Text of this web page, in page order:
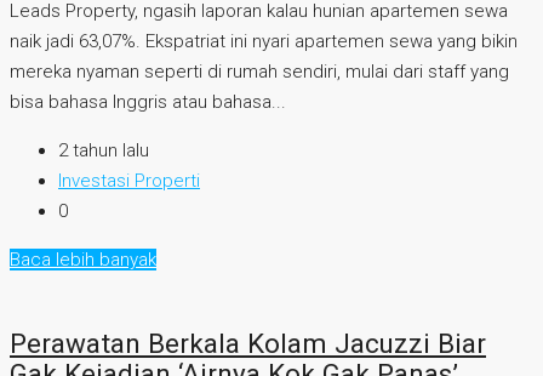
Leads Property, ngasih laporan kalau hunian apartemen sewa
naik jadi 63,07%. Ekspatriat ini nyari apartemen sewa yang bikin
mereka nyaman seperti di rumah sendiri, mulai dari staff yang
bisa bahasa Inggris atau bahasa...
2 tahun lalu
Investasi Properti
0
Baca lebih banyak
Perawatan Berkala Kolam Jacuzzi Biar